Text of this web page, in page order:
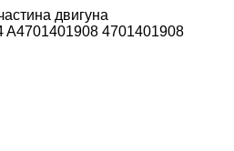
двигуна
A4701401908 4701401908